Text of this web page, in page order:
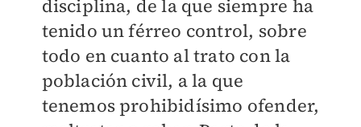
disciplina, de la que siempre ha
tenido un férreo control, sobre
todo en cuanto al trato con la
población civil, a la que
tenemos prohibidísimo ofender,